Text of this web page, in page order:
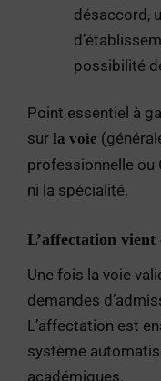
désaccord,
possibilité
Point essentiel à
sur la voie
professionnelle ou
ni la spécialité.
L’affectation vient
Une fois la voie
demandes
L’affectation est
système
académiques.